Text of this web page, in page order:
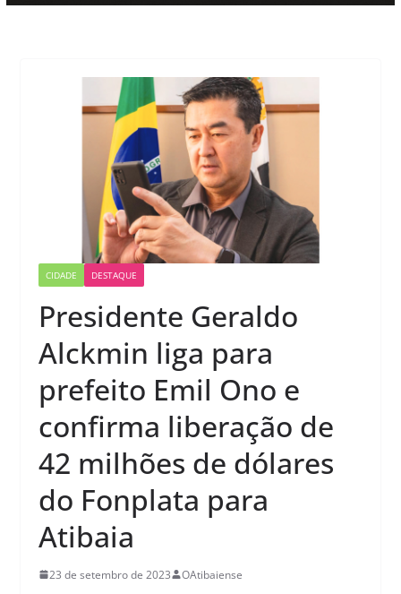
CIDADE DESTAQUE
Presidente Geraldo
Alckmin liga para
prefeito Emil Ono e
confirma liberação de
42 milhões de dólares
do Fonplata para
Atibaia
23 de setembro de 2023 OAtibaiense